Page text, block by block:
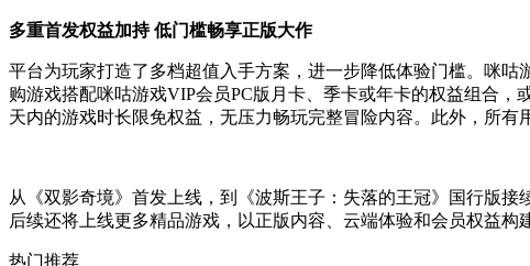
多重首发权益加持 低门槛畅享正版大作
平台为玩家打造了多档超值入手方案，进一步降低体验门槛。咪
购游戏搭配咪咕游戏VIP会员PC版月卡、季卡或年卡的权益组合
天内的游戏时长限免权益，无压力畅玩完整冒险内容。此外，所有
从《双影奇境》首发上线，到《波斯王子：失落的王冠》国行版
后续还将上线更多精品游戏，以正版内容、云端体验和会员权益构
热门推荐